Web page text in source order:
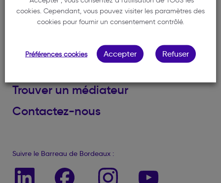
Ordre des avocats du Barreau de Bordeaux
Trouver un médiateur
Contactez-nous
Suivre le Barreau de Bordeaux :
cookies. Cependant, vous pouvez visiter les paramètres des
cookies pour fournir un consentement contrôlé.
Préférences cookies Accepter Refuser